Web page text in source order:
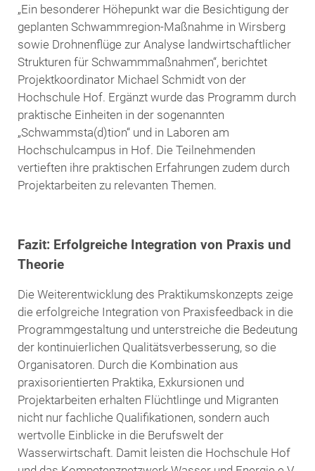
„Ein besonderer Höhepunkt war die Besichtigung der
geplanten Schwammregion-Maßnahme in Wirsberg
sowie Drohnenflüge zur Analyse landwirtschaftlicher
Strukturen für Schwammmaßnahmen“, berichtet
Projektkoordinator Michael Schmidt von der
Hochschule Hof. Ergänzt wurde das Programm durch
praktische Einheiten in der sogenannten
„Schwammsta(d)tion“ und in Laboren am
Hochschulcampus in Hof. Die Teilnehmenden
vertieften ihre praktischen Erfahrungen zudem durch
Projektarbeiten zu relevanten Themen.
Fazit: Erfolgreiche Integration von Praxis und
Theorie
Die Weiterentwicklung des Praktikumskonzepts zeige
die erfolgreiche Integration von Praxisfeedback in die
Programmgestaltung und unterstreiche die Bedeutung
der kontinuierlichen Qualitätsverbesserung, so die
Organisatoren. Durch die Kombination aus
praxisorientierten Praktika, Exkursionen und
Projektarbeiten erhalten Flüchtlinge und Migranten
nicht nur fachliche Qualifikationen, sondern auch
wertvolle Einblicke in die Berufswelt der
Wasserwirtschaft. Damit leisten die Hochschule Hof